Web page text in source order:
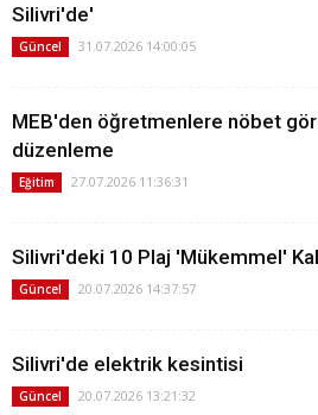
Silivri'de'
Güncel 31.07.2026 14:00:05
MEB'den öğretmenlere nöbet
düzenleme
Eğitim 27.07.2026 11:36:31
Silivri'deki 10 Plaj 'Mükemmel'
Güncel 20.07.2026 14:37:57
Silivri'de elektrik kesintisi
Güncel 20.07.2026 13:21:32